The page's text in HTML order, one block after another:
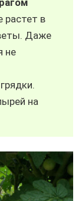
растет в
Даже
не
на